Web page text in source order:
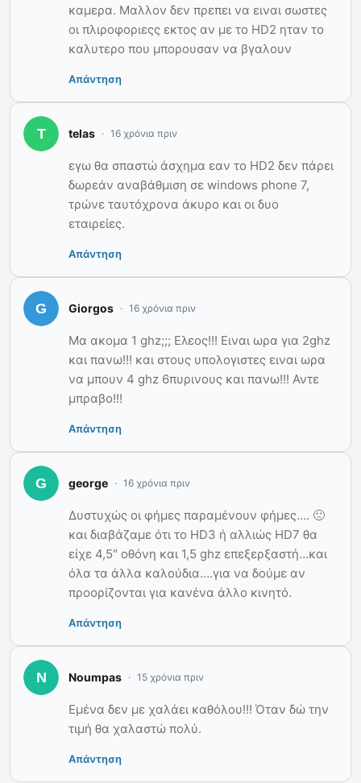
καμερα. Μαλλον δεν πρεπει να ειναι σωστες
οι πλιροφοριεςς εκτος αν με το HD2 ηταν το
καλυτερο που μπορουσαν να βγαλουν
Απάντηση
telas 16 χρόνια πριν
εγω θα σπαστώ άσχημα εαν το HD2 δεν πάρει
δωρεάν αναβάθμιση σε windows phone 7,
τρώνε ταυτόχρονα άκυρο και οι δυο
εταιρείες.
Απάντηση
Giorgos 16 χρόνια πριν
Μα ακομα 1 ghz;;; Ελεος!!! Ειναι ωρα για 2ghz
και πανω!!! και στους υπολογιστες ειναι ωρα
να μπουν 4 ghz 6πυρινους και πανω!!! Αντε
μπραβο!!!
Απάντηση
george 16 χρόνια πριν
Δυστυχώς οι φήμες παραμένουν φήμες…. 🙁
και διαβάζαμε ότι το HD3 ή αλλιώς HD7 θα
είχε 4,5″ οθόνη και 1,5 ghz επεξερξαστή…και
όλα τα άλλα καλούδια….για να δούμε αν
προορίζονται για κανένα άλλο κινητό.
Απάντηση
Noumpas 15 χρόνια πριν
Εμένα δεν με χαλάει καθόλου!!! Όταν δώ την
τιμή θα χαλαστώ πολύ.
Απάντηση